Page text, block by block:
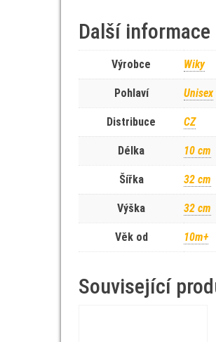
Další informace
Výrobce Wiky
Pohlaví Unisex
Distribuce CZ
Délka 10 cm
Šířka 32 cm
Výška 32 cm
Věk od 10m+
Související